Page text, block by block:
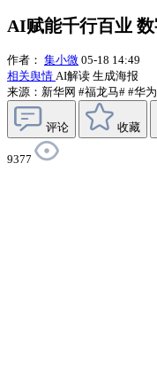
AI赋能千行百业
作者： 集小微 05-18 14:49
相关舆情 AI解读 生成海报
来源：新华网 #福龙马# #华
评论 收藏
9377